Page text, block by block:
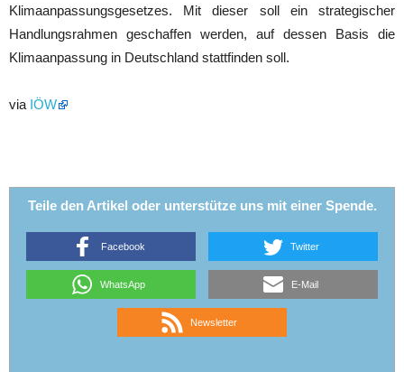
Klimaanpassungsgesetzes. Mit dieser soll ein strategischer
Handlungsrahmen geschaffen werden, auf dessen Basis die
Klimaanpassung in Deutschland stattfinden soll.
via IÖW
Teile den Artikel oder unterstütze uns mit einer Spende.
Facebook Twitter
WhatsApp E-Mail
Newsletter